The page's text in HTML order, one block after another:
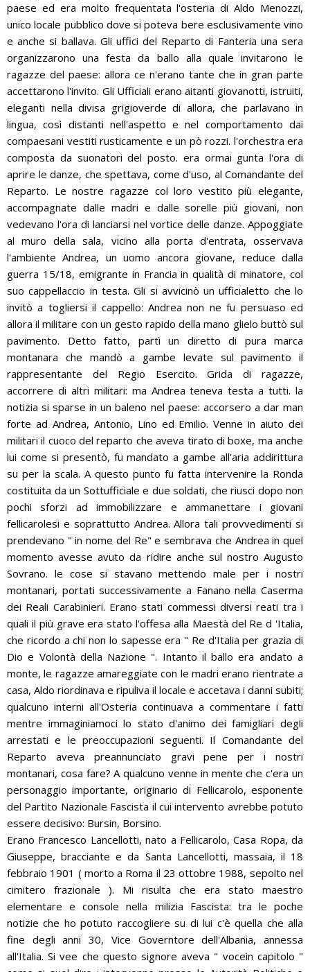
paese ed era molto frequentata l'osteria di Aldo Menozzi,
unico locale pubblico dove si poteva bere esclusivamente vino
e anche si ballava. Gli uffici del Reparto di Fanteria una sera
organizzarono una festa da ballo alla quale invitarono le
ragazze del paese: allora ce n'erano tante che in gran parte
accettarono l'invito. Gli Ufficiali erano aitanti giovanotti, istruiti,
eleganti nella divisa grigioverde di allora, che parlavano in
lingua, così distanti nell'aspetto e nel comportamento dai
compaesani vestiti rusticamente e un pò rozzi. l'orchestra era
composta da suonatori del posto. era ormai gunta l'ora di
aprire le danze, che spettava, come d'uso, al Comandante del
Reparto. Le nostre ragazze col loro vestito più elegante,
accompagnate dalle madri e dalle sorelle più giovani, non
vedevano l'ora di lanciarsi nel vortice delle danze. Appoggiate
al muro della sala, vicino alla porta d'entrata, osservava
l'ambiente Andrea, un uomo ancora giovane, reduce dalla
guerra 15/18, emigrante in Francia in qualità di minatore, col
suo cappellaccio in testa. Gli si avvicinò un ufficialetto che lo
invitò a togliersi il cappello: Andrea non ne fu persuaso ed
allora il militare con un gesto rapido della mano glielo buttò sul
pavimento. Detto fatto, partì un diretto di pura marca
montanara che mandò a gambe levate sul pavimento il
rappresentante del Regio Esercito. Grida di ragazze,
accorrere di altri militari: ma Andrea teneva testa a tutti. la
notizia si sparse in un baleno nel paese: accorsero a dar man
forte ad Andrea, Antonio, Lino ed Emilio. Venne in aiuto dei
militari il cuoco del reparto che aveva tirato di boxe, ma anche
lui come si presentò, fu mandato a gambe all'aria addirittura
su per la scala. A questo punto fu fatta intervenire la Ronda
costituita da un Sottufficiale e due soldati, che riusci dopo non
pochi sforzi ad immobilizzare e ammanettare i giovani
fellicarolesi e soprattutto Andrea. Allora tali provvedimenti si
prendevano " in nome del Re" e sembrava che Andrea in quel
momento avesse avuto da ridire anche sul nostro Augusto
Sovrano. le cose si stavano mettendo male per i nostri
montanari, portati successivamente a Fanano nella Caserma
dei Reali Carabinieri. Erano stati commessi diversi reati tra i
quali il più grave era stato l'offesa alla Maestà del Re d 'Italia,
che ricordo a chi non lo sapesse era " Re d'Italia per grazia di
Dio e Volontà della Nazione ". Intanto il ballo era andato a
monte, le ragazze amareggiate con le madri erano rientrate a
casa, Aldo riordinava e ripuliva il locale e accetava i danni subiti;
qualcuno interni all'Osteria continuava a commentare i fatti
mentre immaginiamoci lo stato d'animo dei famigliari degli
arrestati e le preoccupazioni seguenti. Il Comandante del
Reparto aveva preannunciato gravi pene per i nostri
montanari, cosa fare? A qualcuno venne in mente che c'era un
personaggio importante, originario di Fellicarolo, esponente
del Partito Nazionale Fascista il cui intervento avrebbe potuto
essere decisivo: Bursin, Borsino.
Erano Francesco Lancellotti, nato a Fellicarolo, Casa Ropa, da
Giuseppe, bracciante e da Santa Lancellotti, massaia, il 18
febbraio 1901 ( morto a Roma il 23 ottobre 1988, sepolto nel
cimitero frazionale ). Mi risulta che era stato maestro
elementare e console nella milizia Fascista: tra le poche
notizie che ho potuto raccogliere su di lui c'è quella che alla
fine degli anni 30, Vice Governtore dell'Albania, annessa
all'Italia. Si vee che questo signore aveva " vocein capitolo "